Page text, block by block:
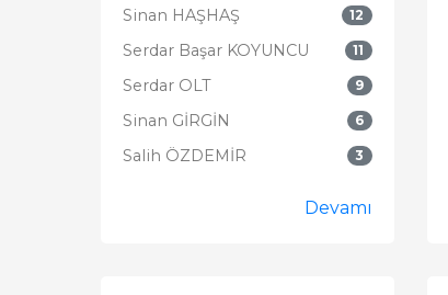
Sinan HAŞHAŞ 12
Serdar Başar KOYUNCU 11
Serdar OLT 9
Sinan GİRGİN 6
Salih ÖZDEMİR 3
Devamı